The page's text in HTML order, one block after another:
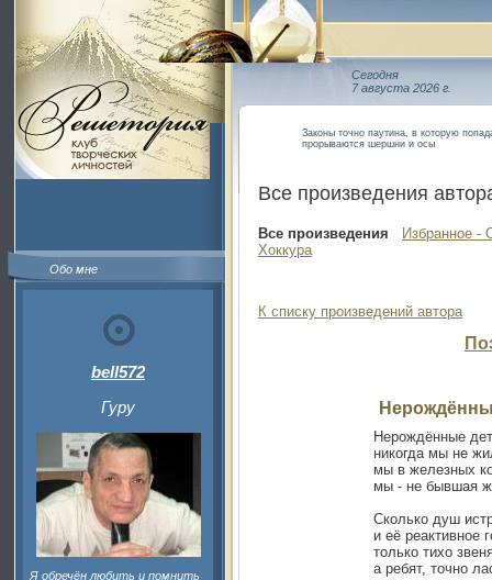
Обо мне
bell572
Гуру
Я обречён любить и помнить
Сегодня
7 августа 2026 г.
Законы точно паутина, в которую
прорываются шершни и осы
Все произведения
Все произведения
Избранное -
Хоккура
К списку произведений автора
Нерождённые
никогда мы не
мы в железных
мы - не бывшая
Сколько душ
и её реактивное
только тихо
а ребят, точно